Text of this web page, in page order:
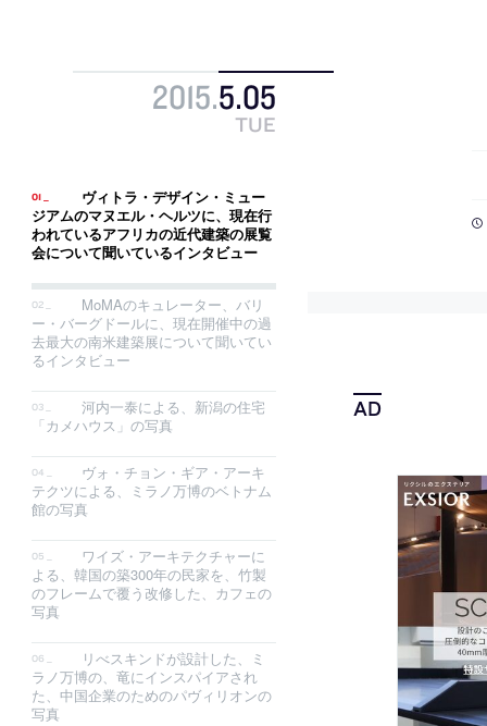
2015.5.05
TUE
ヴィトラ・デザイン・ミュー
ジアムのマヌエル・ヘルツに、現在行
われているアフリカの近代建築の展覧
会について聞いているインタビュー
MoMAのキュレーター、バリ
ー・バーグドールに、現在開催中の過
去最大の南米建築展について聞いてい
るインタビュー
河内一泰による、新潟の住宅
「カメハウス」の写真
ヴォ・チョン・ギア・アーキ
テクツによる、ミラノ万博のベトナム
館の写真
ワイズ・アーキテクチャーに
よる、韓国の築300年の民家を、竹製
のフレームで覆う改修した、カフェの
写真
リべスキンドが設計した、ミ
ラノ万博の、竜にインスパイアされ
た、中国企業のためのパヴィリオンの
写真